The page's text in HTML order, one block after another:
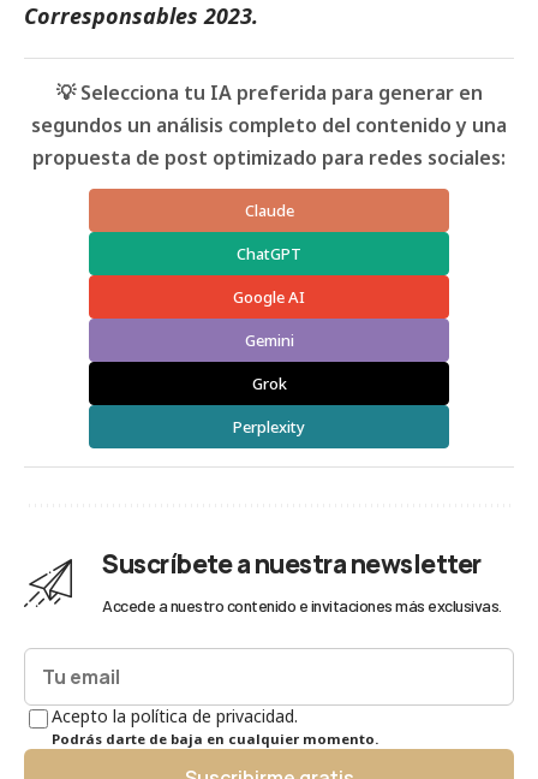
Corresponsables 2023.
💡 Selecciona tu IA preferida para generar en
segundos un análisis completo del contenido y una
propuesta de post optimizado para redes sociales:
Claude
ChatGPT
Google AI
Gemini
Grok
Perplexity
Suscríbete a nuestra newsletter
Accede a nuestro contenido e invitaciones más exclusivas.
Acepto la política de privacidad.
Podrás darte de baja en cualquier momento.